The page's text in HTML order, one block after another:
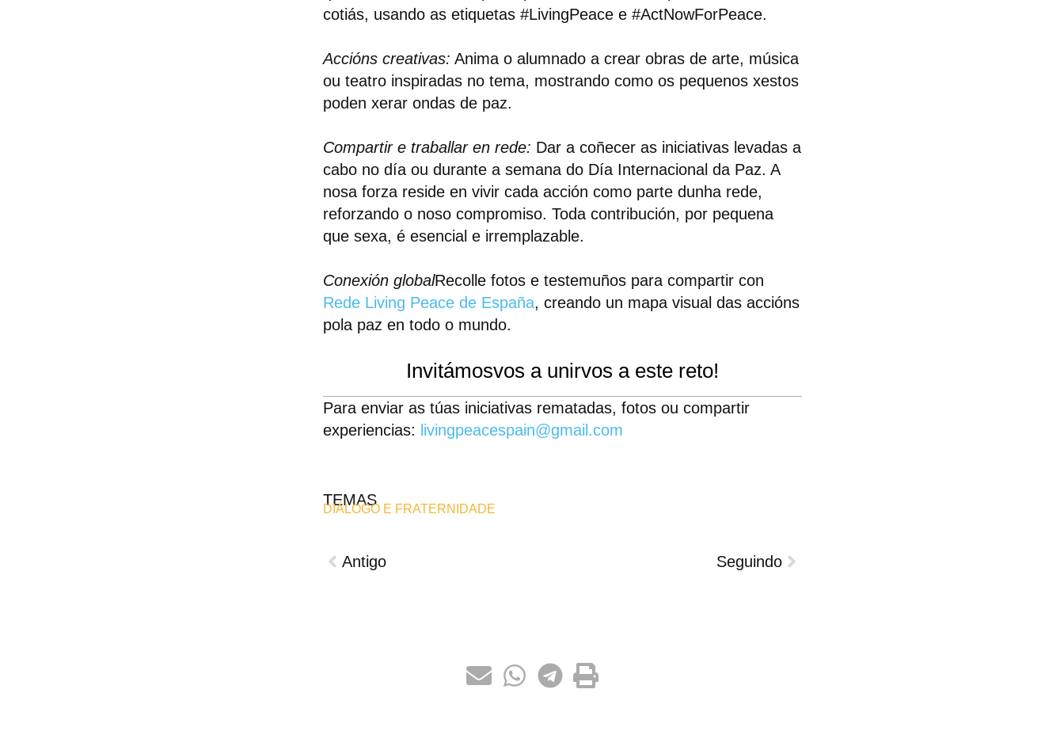
cotiás, usando as etiquetas #LivingPeace e #ActNowForPeace.
Accións creativas: Anima o alumnado a crear obras de arte, música
ou teatro inspiradas no tema, mostrando como os pequenos xestos
poden xerar ondas de paz.
Compartir e traballar en rede: Dar a coñecer as iniciativas levadas a
cabo no día ou durante a semana do Día Internacional da Paz. A
nosa forza reside en vivir cada acción como parte dunha rede,
reforzando o noso compromiso. Toda contribución, por pequena
que sexa, é esencial e irremplazable.
Conexión globalRecolle fotos e testemuños para compartir con
Rede Living Peace de España, creando un mapa visual das accións
pola paz en todo o mundo.
Invitámosvos a unirvos a este reto!
Para enviar as túas iniciativas rematadas, fotos ou compartir
experiencias: livingpeacespain@gmail.com
TEMAS
DIÁLOGO E FRATERNIDADE
Antigo Seguindo